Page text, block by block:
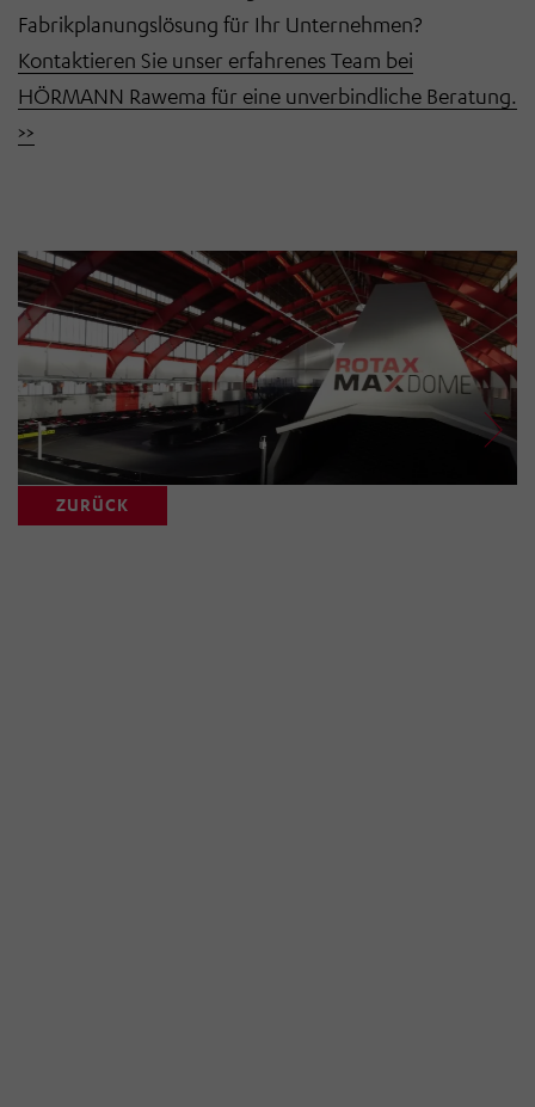
Fabrikplanungslösung für Ihr Unternehmen?
Kontaktieren Sie unser erfahrenes Team bei
HÖRMANN Rawema für eine unverbindliche Beratung.
>>
ZURÜCK